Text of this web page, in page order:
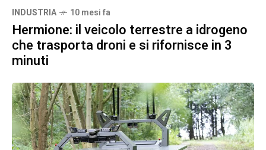
INDUSTRIA 10 mesi fa
Hermione: il veicolo terrestre a idrogeno
che trasporta droni e si rifornisce in 3
minuti